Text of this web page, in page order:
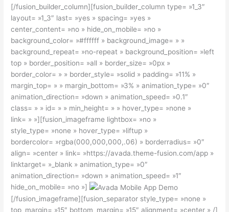
[/fusion_builder_column][fusion_builder_column type= »1_3″
layout= »1_3″ last= »yes » spacing= »yes »
center_content= »no » hide_on_mobile= »no »
background_color= »#ffffff » background_image= » »
background_repeat= »no-repeat » background_position= »left
top » border_position= »all » border_size= »0px »
border_color= » » border_style= »solid » padding= »11% »
margin_top= » » margin_bottom= »3% » animation_type= »0″
animation_direction= »down » animation_speed= »0.1″
class= » » id= » » min_height= » » hover_type= »none »
link= » »][fusion_imageframe lightbox= »no »
style_type= »none » hover_type= »liftup »
bordercolor= »rgba(000,000,000,.06) » borderradius= »0″
align= »center » link= »https://avada.theme-fusion.com/app »
linktarget= »_blank » animation_type= »0″
animation_direction= »down » animation_speed= »1″
hide_on_mobile= »no »]
[/fusion_imageframe][fusion_separator style_type= »none »
top_margin= »15″ bottom_margin= »15″ alignment= »center » /]